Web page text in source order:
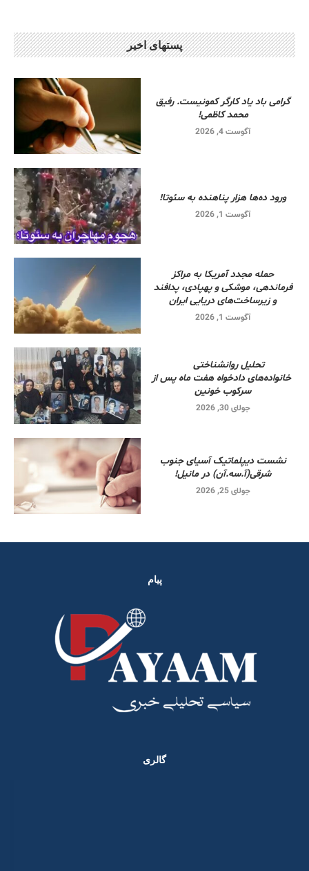
پستهای اخیر
گرامی باد یاد کارگر کمونیست. رفیق
محمد کاظمی!
آگوست 4, 2026
ورود ده‌ها هزار پناهنده به سئوتا!
آگوست 1, 2026
حمله مجدد آمریکا به مراکز
فرماندهی، موشکی و پهپادی، پدافند
و زیرساخت‌های دریایی ایران
آگوست 1, 2026
تحلیل روانشناختی
خانواده‌های دادخواه هفت ماه پس از
سرکوب خونین
جولای 30, 2026
نشست دیپلماتیک آسیای جنوب
شرقی‌(آ.سه.آن) در مانیل!
جولای 25, 2026
پیام
گالری